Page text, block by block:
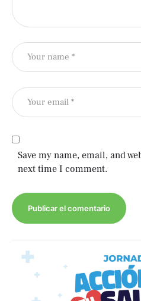
Save my name, email, and
next time I comment.